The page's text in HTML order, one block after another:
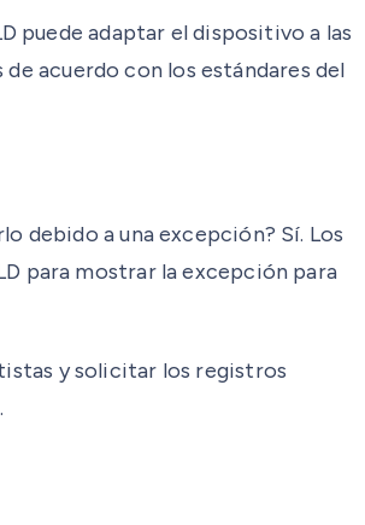
puede adaptar el dispositivo a las
acuerdo con los estándares del
debido a una excepción? Sí. Los
para mostrar la excepción para
y solicitar los registros